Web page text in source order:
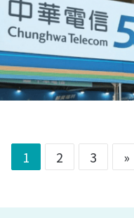
1 2 3 »